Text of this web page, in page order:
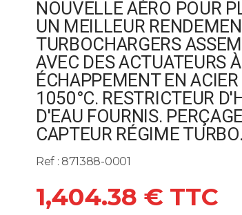
NOUVELLE AÉRO POUR
UN MEILLEUR
TURBOCHARGERS
AVEC DES ACTUATEURS
ÉCHAPPEMENT EN
1050°C. RESTRICTEUR
D'EAU FOURNIS.
CAPTEUR RÉGIME TURBO.
Ref : 871388-0001
1,404.38 € TTC